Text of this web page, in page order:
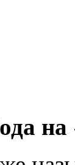
на